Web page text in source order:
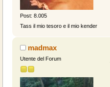
Post: 8.005
Tass il mio tesoro e il mio kender
madmax
Utente del Forum